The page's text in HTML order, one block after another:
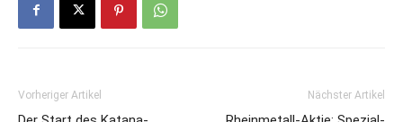
Vorheriger Artikel Nächster Artikel